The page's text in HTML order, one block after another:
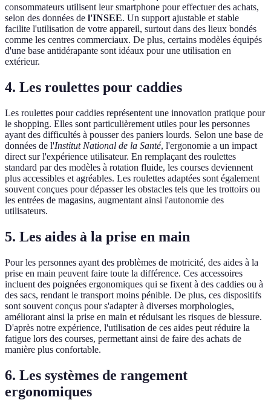
consommateurs utilisent leur smartphone pour effectuer des achats,
selon des données de l'INSEE. Un support ajustable et stable
facilite l'utilisation de votre appareil, surtout dans des lieux bondés
comme les centres commerciaux. De plus, certains modèles équipés
d'une base antidérapante sont idéaux pour une utilisation en
extérieur.
4. Les roulettes pour caddies
Les roulettes pour caddies représentent une innovation pratique pour
le shopping. Elles sont particulièrement utiles pour les personnes
ayant des difficultés à pousser des paniers lourds. Selon une base de
données de l'Institut National de la Santé, l'ergonomie a un impact
direct sur l'expérience utilisateur. En remplaçant des roulettes
standard par des modèles à rotation fluide, les courses deviennent
plus accessibles et agréables. Les roulettes adaptées sont également
souvent conçues pour dépasser les obstacles tels que les trottoirs ou
les entrées de magasins, augmentant ainsi l'autonomie des
utilisateurs.
5. Les aides à la prise en main
Pour les personnes ayant des problèmes de motricité, des aides à la
prise en main peuvent faire toute la différence. Ces accessoires
incluent des poignées ergonomiques qui se fixent à des caddies ou à
des sacs, rendant le transport moins pénible. De plus, ces dispositifs
sont souvent conçus pour s'adapter à diverses morphologies,
améliorant ainsi la prise en main et réduisant les risques de blessure.
D'après notre expérience, l'utilisation de ces aides peut réduire la
fatigue lors des courses, permettant ainsi de faire des achats de
manière plus confortable.
6. Les systèmes de rangement
ergonomiques